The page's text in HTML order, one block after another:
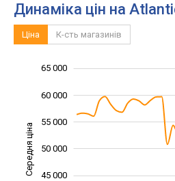
Динаміка цін на
Ціна К-сть магазинів
Середня ціна 35 000
45 000
50 000
55 000
60 000
65 000